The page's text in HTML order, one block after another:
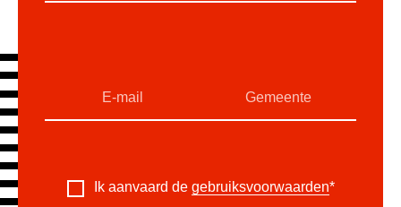
Ik aanvaard de gebruiksvoorwaarden*